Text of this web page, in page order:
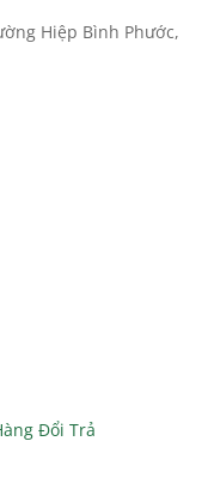
Hiệp Bình Phước,
Đổi Trả